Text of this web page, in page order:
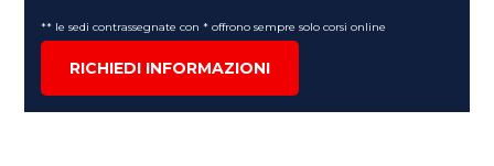
** le sedi contrassegnate con * offrono sempre solo corsi online
RICHIEDI INFORMAZIONI